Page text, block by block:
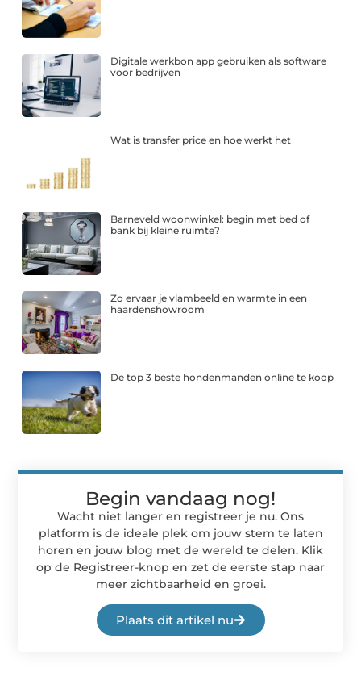
Digitale werkbon app gebruiken als software
voor bedrijven
Wat is transfer price en hoe werkt het
Barneveld woonwinkel: begin met bed of
bank bij kleine ruimte?
Zo ervaar je vlambeeld en warmte in een
haardenshowroom
De top 3 beste hondenmanden online te koop
Begin vandaag nog!
Wacht niet langer en registreer je nu. Ons
platform is de ideale plek om jouw stem te laten
horen en jouw blog met de wereld te delen. Klik
op de Registreer-knop en zet de eerste stap naar
meer zichtbaarheid en groei.
Plaats dit artikel nu